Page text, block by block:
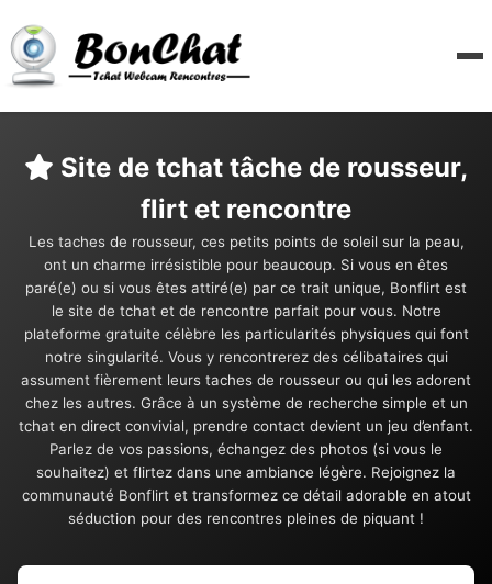
Site de tchat tâche de rousseur,
flirt et rencontre
Les taches de rousseur, ces petits points de soleil sur la peau,
ont un charme irrésistible pour beaucoup. Si vous en êtes
paré(e) ou si vous êtes attiré(e) par ce trait unique, Bonflirt est
le site de tchat et de rencontre parfait pour vous. Notre
plateforme gratuite célèbre les particularités physiques qui font
notre singularité. Vous y rencontrerez des célibataires qui
assument fièrement leurs taches de rousseur ou qui les adorent
chez les autres. Grâce à un système de recherche simple et un
tchat en direct convivial, prendre contact devient un jeu d’enfant.
Parlez de vos passions, échangez des photos (si vous le
souhaitez) et flirtez dans une ambiance légère. Rejoignez la
communauté Bonflirt et transformez ce détail adorable en atout
séduction pour des rencontres pleines de piquant !